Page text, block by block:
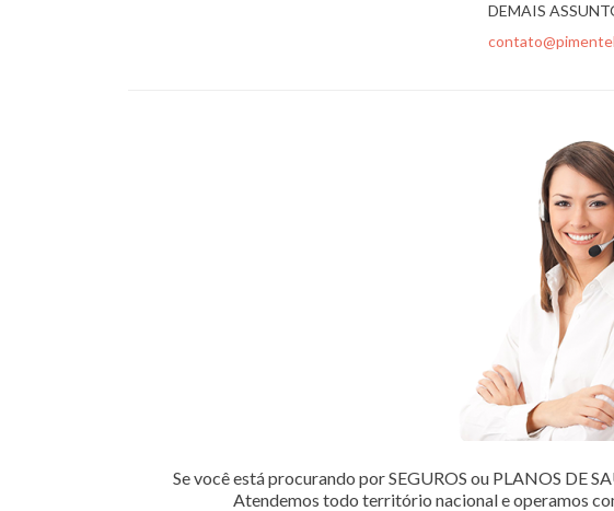
DEMAIS
Se você está procurando por SEGUROS ou PLANOS DE
Atendemos todo território nacional e operamos